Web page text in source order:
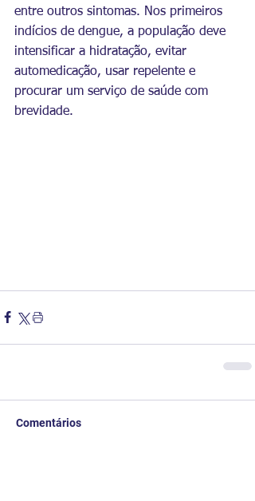
entre outros sintomas. Nos primeiros
indícios de dengue, a população deve
intensificar a hidratação, evitar
automedicação, usar repelente e
procurar um serviço de saúde com
brevidade.
Comentários